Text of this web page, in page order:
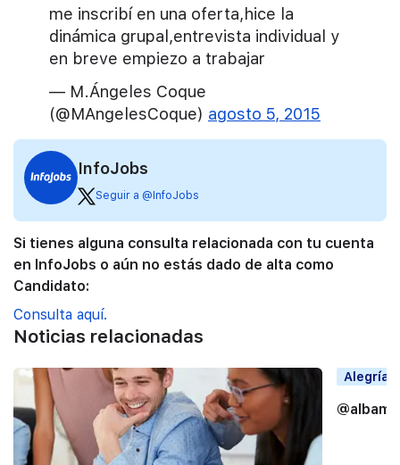
me inscribí en una oferta,hice la
dinámica grupal,entrevista individual y
en breve empiezo a trabajar
— M.Ángeles Coque
(@MAngelesCoque) agosto 5, 2015
InfoJobs
Seguir a @InfoJobs
Si tienes alguna consulta relacionada con tu cuenta
en InfoJobs o aún no estás dado de alta como
Candidato:
Consulta aquí.
Noticias relacionadas
Alegrías